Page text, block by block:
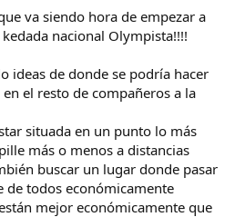
va siendo hora de empezar a
nacional Olympista!!!!
ideas de donde se podría hacer
el resto de compañeros a la
situada en un punto lo más
más o menos a distancias
buscar un lugar donde pasar
de todos económicamente
mejor económicamente que